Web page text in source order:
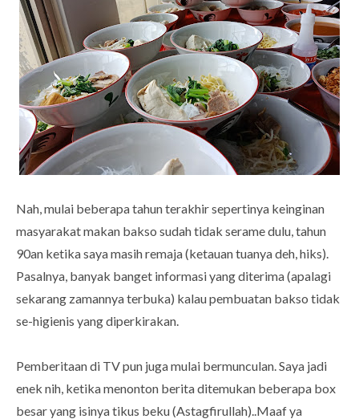
Nah, mulai beberapa tahun terakhir sepertinya keinginan
masyarakat makan bakso sudah tidak serame dulu, tahun
90an ketika saya masih remaja (ketauan tuanya deh, hiks).
Pasalnya, banyak banget informasi yang diterima (apalagi
sekarang zamannya terbuka) kalau pembuatan bakso tidak
se-higienis yang diperkirakan.
Pemberitaan di TV pun juga mulai bermunculan. Saya jadi
enek nih, ketika menonton berita ditemukan beberapa box
besar yang isinya tikus beku (Astagfirullah)..Maaf ya